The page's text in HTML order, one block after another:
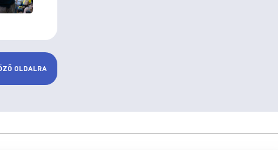
OLDALRA